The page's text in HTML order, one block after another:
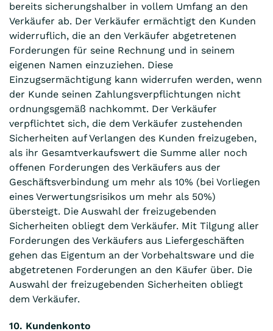
bereits sicherungshalber in vollem Umfang an den
Verkäufer ab. Der Verkäufer ermächtigt den Kunden
widerruflich, die an den Verkäufer abgetretenen
Forderungen für seine Rechnung und in seinem
eigenen Namen einzuziehen. Diese
Einzugsermächtigung kann widerrufen werden, wenn
der Kunde seinen Zahlungsverpflichtungen nicht
ordnungsgemäß nachkommt. Der Verkäufer
verpflichtet sich, die dem Verkäufer zustehenden
Sicherheiten auf Verlangen des Kunden freizugeben,
als ihr Gesamtverkaufswert die Summe aller noch
offenen Forderungen des Verkäufers aus der
Geschäftsverbindung um mehr als 10% (bei Vorliegen
eines Verwertungsrisikos um mehr als 50%)
übersteigt. Die Auswahl der freizugebenden
Sicherheiten obliegt dem Verkäufer. Mit Tilgung aller
Forderungen des Verkäufers aus Liefergeschäften
gehen das Eigentum an der Vorbehaltsware und die
abgetretenen Forderungen an den Käufer über. Die
Auswahl der freizugebenden Sicherheiten obliegt
dem Verkäufer.
10. Kundenkonto